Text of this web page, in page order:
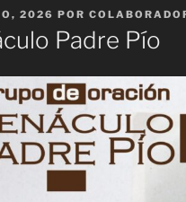
2026 POR
Padre Pío